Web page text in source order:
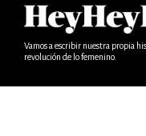
Vamos a escribir nuestra propia
revolución de lo femenino.